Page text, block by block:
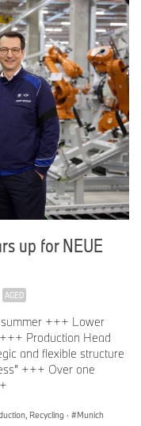
up for NEUE
AGED
+++ Lower
Production Head
and flexible structure
+++ Over one
Recycling · Munich